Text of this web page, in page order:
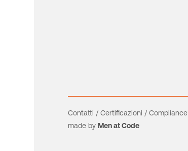
Contatti /Certificazioni /Compliance
made byMen at Code